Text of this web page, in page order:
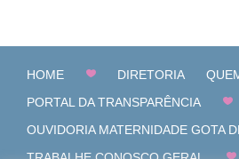
HOME DIRETORIA
PORTAL DA TRANSPARÊNCIA
OUVIDORIA MATERNIDADE GOTA